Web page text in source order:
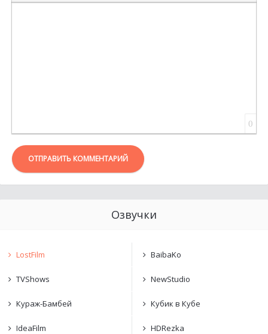
ВСТАВКА ЦИТАТЫ
ВСТАВКА СПОЙЛЕРА
0
ОТПРАВИТЬ КОММЕНТАРИЙ
Озвучки
LostFilm BaibaKo
TVShows NewStudio
Кураж-Бамбей Кубик в Кубе
IdeaFilm HDRezka